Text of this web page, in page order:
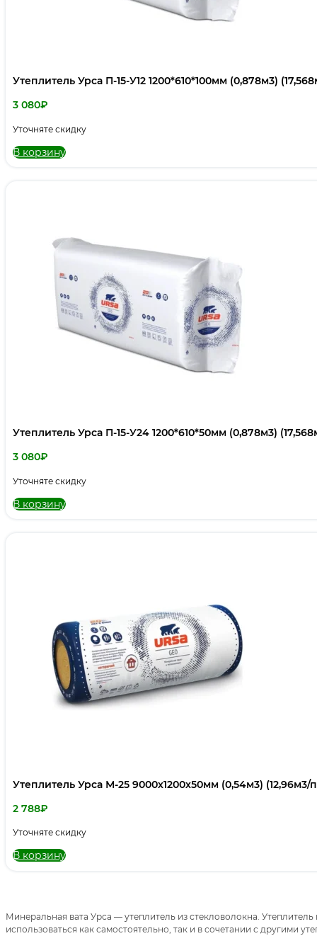
Утеплитель Урса П-15-У12 1200*610*100мм (0,878м3)
3 080₽
Уточняте скидку
В корзину
Утеплитель Урса П-15-У24 1200*610*50мм (0,878м3)
3 080₽
Уточняте скидку
В корзину
Утеплитель Урса М-25 9000х1200х50мм (0,54м3) (12,96м3/
2 788₽
Уточняте скидку
В корзину
Минеральная вата Урса — утеплитель из стекловолокна.
использоваться как самостоятельно, так и в сочетании с другими